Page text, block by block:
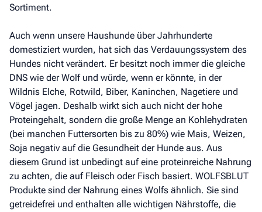
Sortiment.
Auch wenn unsere Haushunde über Jahrhunderte
domestiziert wurden, hat sich das Verdauungssystem des
Hundes nicht verändert. Er besitzt noch immer die gleiche
DNS wie der Wolf und würde, wenn er könnte, in der
Wildnis Elche, Rotwild, Biber, Kaninchen, Nagetiere und
Vögel jagen. Deshalb wirkt sich auch nicht der hohe
Proteingehalt, sondern die große Menge an Kohlehydraten
(bei manchen Futtersorten bis zu 80%) wie Mais, Weizen,
Soja negativ auf die Gesundheit der Hunde aus. Aus
diesem Grund ist unbedingt auf eine proteinreiche Nahrung
zu achten, die auf Fleisch oder Fisch basiert. WOLFSBLUT
Produkte sind der Nahrung eines Wolfs ähnlich. Sie sind
getreidefrei und enthalten alle wichtigen Nährstoffe, die